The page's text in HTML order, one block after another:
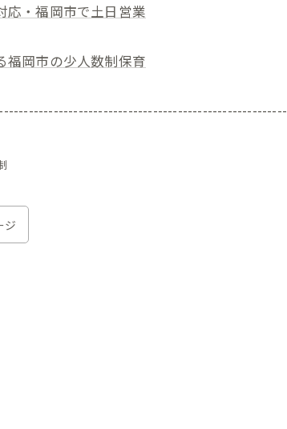
応・福岡市で土日営業
福岡市の少人数制保育
ジ